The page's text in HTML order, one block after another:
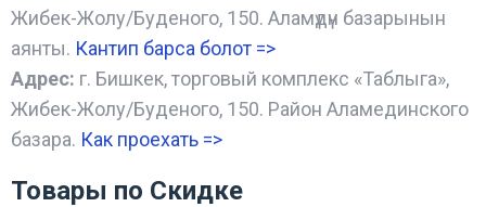
Жибек-Жолу/Буденого, 150. Аламүдүн базарынын
аянты. Кантип барса болот =>
Адрес: г. Бишкек, торговый комплекс «Таблыга»,
Жибек-Жолу/Буденого, 150. Район Аламединского
базара. Как проехать =>
Товары по Скидке